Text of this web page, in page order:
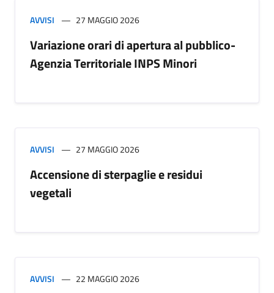
AVVISI 27 MAGGIO 2026
Variazione orari di apertura al pubblico-
Agenzia Territoriale INPS Minori
AVVISI 27 MAGGIO 2026
Accensione di sterpaglie e residui
vegetali
AVVISI 22 MAGGIO 2026